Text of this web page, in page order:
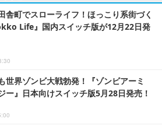
舎町でスローライフ！ほっこり系街づく
Life』国内スイッチ版が12月22日発
世界ゾンビ大戦勃発！『ゾンビアーミ
ー』日本向けスイッチ版5月28日発売！